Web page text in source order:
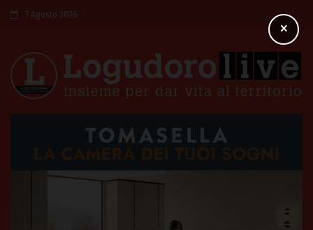
7 Agosto 2026
×